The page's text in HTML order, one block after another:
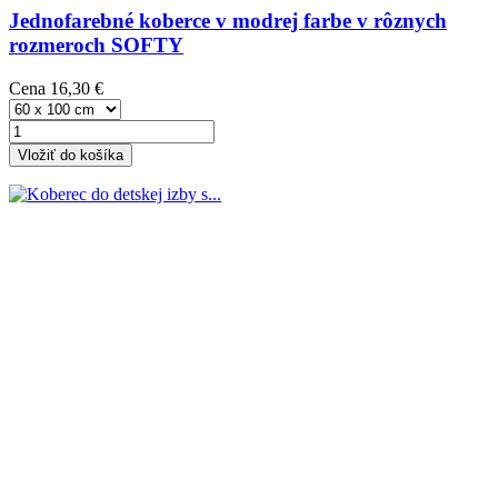
Jednofarebné koberce v modrej farbe v rôznych
rozmeroch SOFTY
Cena 16,30 €
Vložiť do košíka